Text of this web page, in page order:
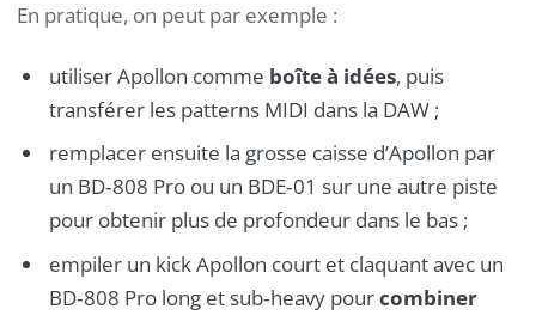
En pratique, on peut par exemple :
utiliser Apollon comme boîte à idées, puis
transférer les patterns MIDI dans la DAW ;
remplacer ensuite la grosse caisse d’Apollon par
un BD‑808 Pro ou un BDE‑01 sur une autre piste
pour obtenir plus de profondeur dans le bas ;
empiler un kick Apollon court et claquant avec un
BD‑808 Pro long et sub‑heavy pourcombiner